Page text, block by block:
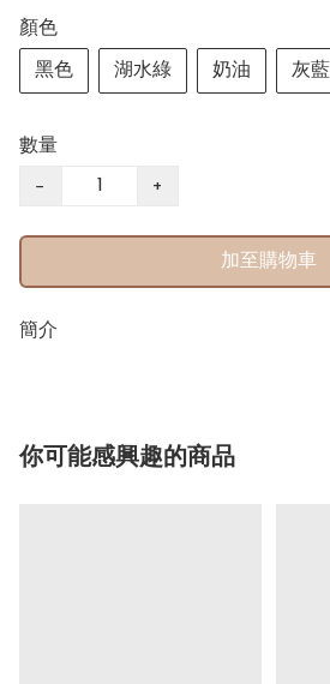
顏色
黑色 湖水綠 奶油 灰藍
數量
− +
加至購物車
簡介
你可能感興趣的商品